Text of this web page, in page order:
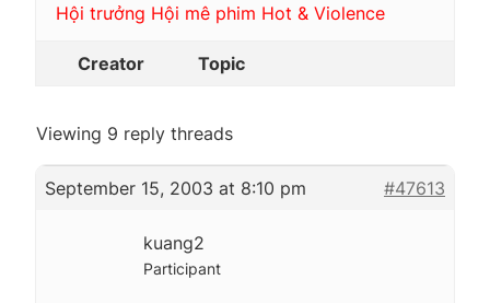
Hội trưởng Hội mê phim Hot & Violence
Creator Topic
Viewing 9 reply threads
September 15, 2003 at 8:10 pm #47613
kuang2
Participant